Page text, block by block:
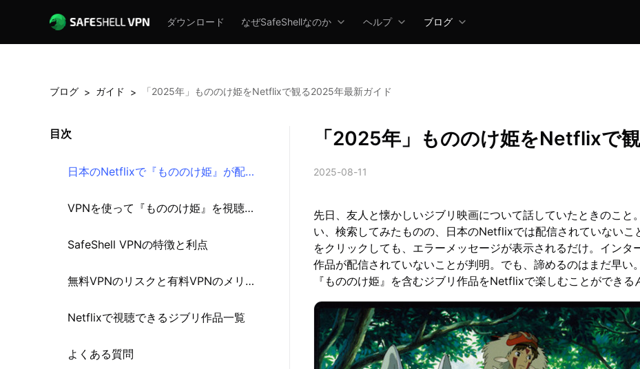
ダウンロード なぜSafeShellなのか ヘルプ ブログ
ブログ > ガイド > 「2025年」もののけ姫をNetflixで観る2025年最新ガイド
目次
日本のNetflixで『もののけ姫』が配信
されない理由
VPNを使って『もののけ姫』を視聴す
る方法
SafeShell VPNの特徴と利点
無料VPNのリスクと有料VPNのメリッ
ト
Netflixで視聴できるジブリ作品一覧
よくある質問
「2025年」もののけ姫をNetflixで
2025-08-11
先日、友人と懐かしいジブリ映画について話していたときのこ
い、検索してみたものの、日本のNetflixでは配信されていない
をクリックしても、エラーメッセージが表示されるだけ。イン
作品が配信されていないことが判明。でも、諦めるのはまだ早い
『もののけ姫』を含むジブリ作品をNetflixで楽しむことができる